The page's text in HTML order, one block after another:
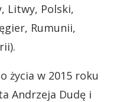
Litwy, Polski,
Rumunii,
życia w 2015 roku
Andrzeja Dudę i